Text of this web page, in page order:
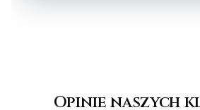
Opinie naszych